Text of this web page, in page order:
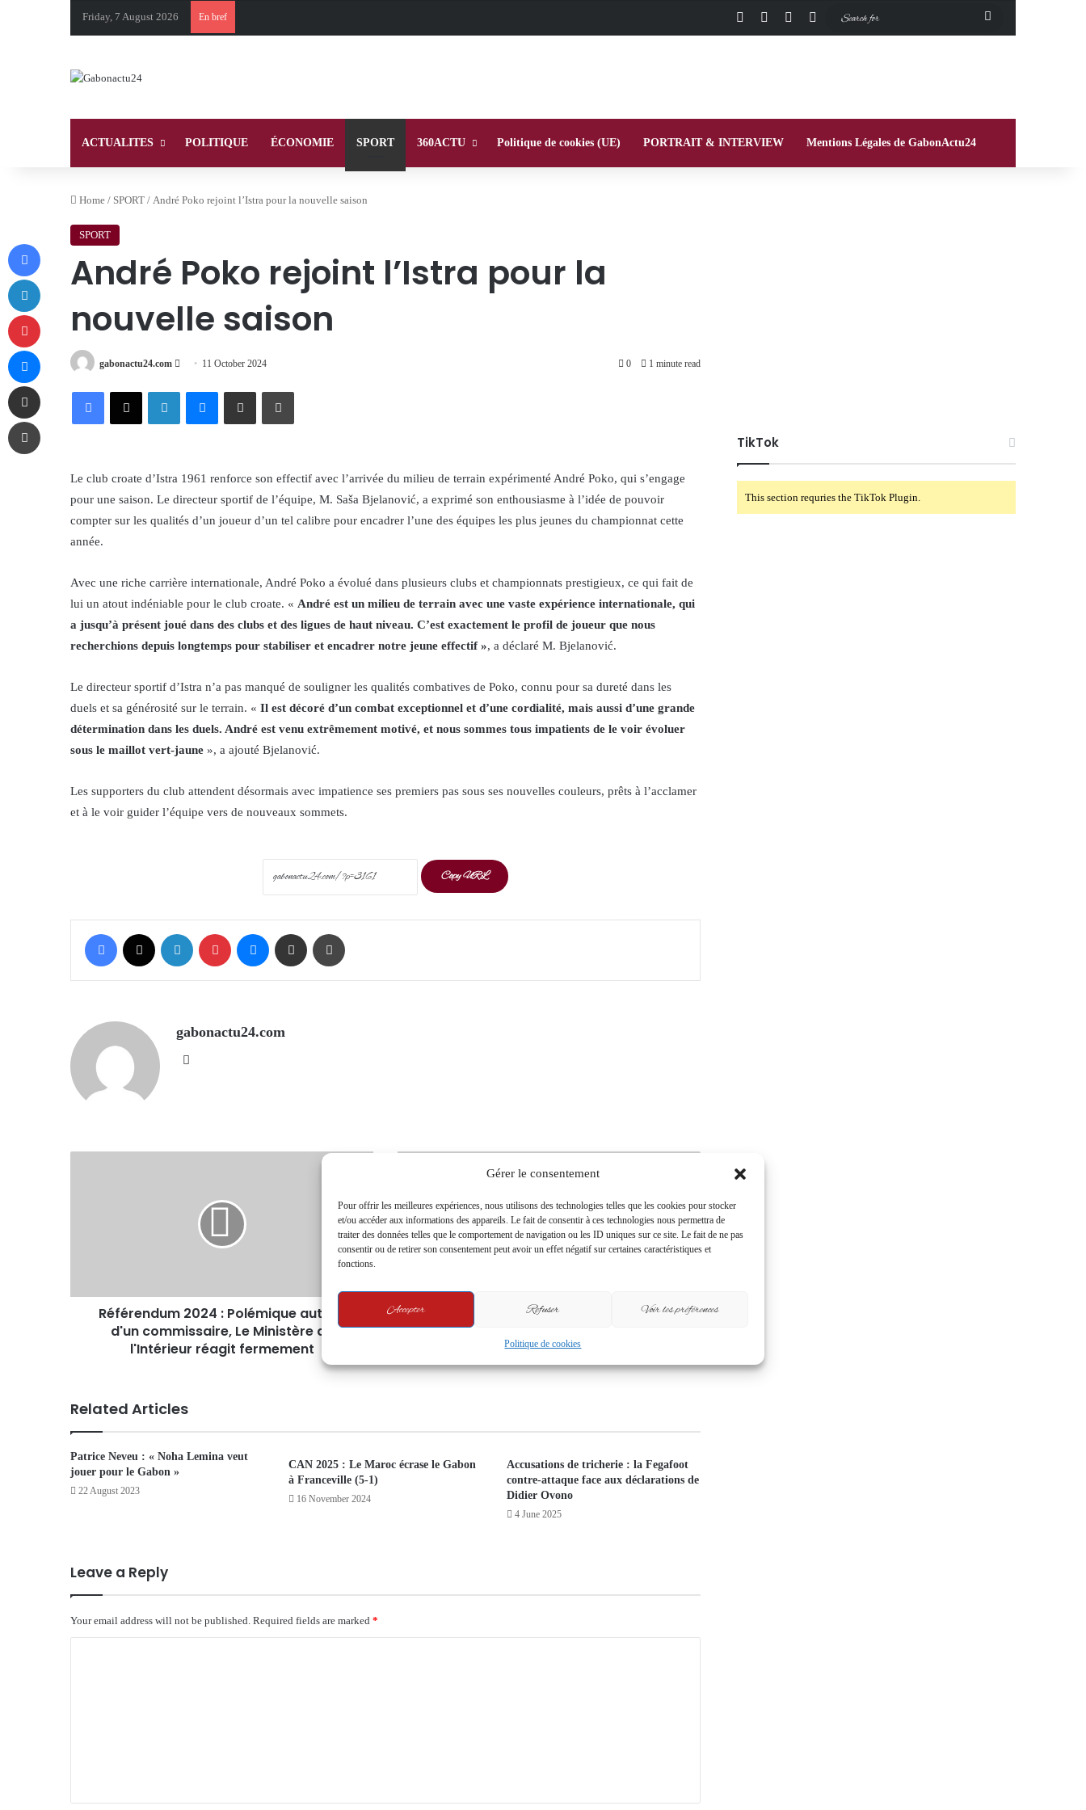
Gérer le consentement
Pour offrir les meilleures expériences, nous utilisons des technologies telles que les cookies pour stocker
et/ou accéder aux informations des appareils. Le fait de consentir à ces technologies nous permettra de
traiter des données telles que le comportement de navigation ou les ID uniques sur ce site. Le fait de ne pas
consentir ou de retirer son consentement peut avoir un effet négatif sur certaines caractéristiques et
fonctions.
Accepter Refuser Voir les préférences
Politique de cookies
Friday, 7 August 2026 En bref Facebook InstagramSwitch skin
ACTUALITES POLITIQUE ÉCONOMIE SPORT 360ACTU Politique de cookies (UE) PORTRAIT & INTERVIEW Mentions Légales de GabonActu24
Home / SPORT / André Poko rejoint l’Istra pour la nouvelle saison
SPORT
André Poko rejoint l’Istra pour la
nouvelle saison
gabonactu24.com
Send 11 October 2024 0 1 minute read
FacebookX LinkedInMessengerShare via Email Print
Le club croate d’Istra 1961 renforce son effectif avec l’arrivée du milieu de terrain expérimenté André Poko, qui s’engage
pour une saison. Le directeur sportif de l’équipe, M. Saša Bjelanović, a exprimé son enthousiasme à l’idée de pouvoir
compter sur les qualités d’un joueur d’un tel calibre pour encadrer l’une des équipes les plus jeunes du championnat cette
année.
Avec une riche carrière internationale, André Poko a évolué dans plusieurs clubs et championnats prestigieux, ce qui fait de
lui un atout indéniable pour le club croate. « André est un milieu de terrain avec une vaste expérience internationale, qui
a jusqu’à présent joué dans des clubs et des ligues de haut niveau. C’est exactement le profil de joueur que nous
recherchions depuis longtemps pour stabiliser et encadrer notre jeune effectif », a déclaré M. Bjelanović.
Le directeur sportif d’Istra n’a pas manqué de souligner les qualités combatives de Poko, connu pour sa dureté dans les
duels et sa générosité sur le terrain. « Il est décoré d’un combat exceptionnel et d’une cordialité, mais aussi d’une grande
détermination dans les duels. André est venu extrêmement motivé, et nous sommes tous impatients de le voir évoluer
sous le maillot vert-jaune », a ajouté Bjelanović.
Les supporters du club attendent désormais avec impatience ses premiers pas sous ses nouvelles couleurs, prêts à l’acclamer
et à le voir guider l’équipe vers de nouveaux sommets.
Copy URL
Facebook LinkedIn Pinterest Messenger Share via Email
gabonactu24.com
Référendum 2024 : Polémique autour
d'un commissaire, Le Ministère de
l'Intérieur réagit fermement
Édito : Niveau scolaire en chute libre
:Comment TikTok et Facebook
détruisent l’avenir des élèves gabonais
Related Articles
Patrice Neveu : « Noha Lemina veut
jouer pour le Gabon »
22 August 2023
CAN 2025 : Le Maroc écrase le Gabon
à Franceville (5-1)
16 November 2024
Accusations de tricherie : la Fegafoot
contre-attaque face aux déclarations de
Didier Ovono
4 June 2025
Leave a Reply
Your email address will not be published. Required fields are marked *
TikTok
This section requries the TikTok Plugin.
Facebook
LinkedIn
Pinterest
Messenger